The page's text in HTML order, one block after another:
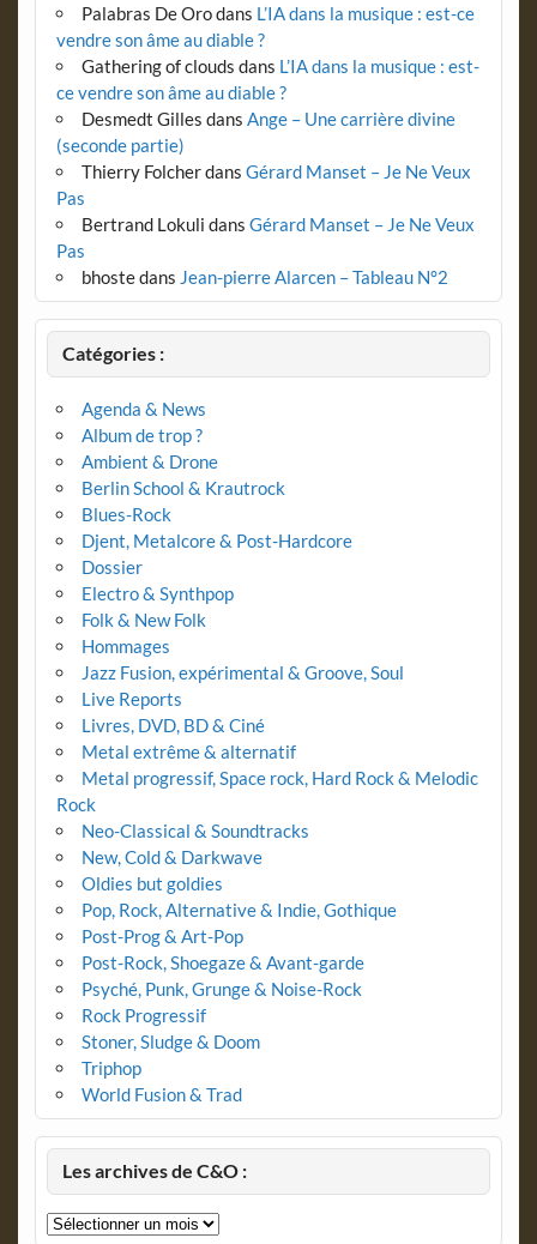
Palabras De Orodans L’IA dans la musique : est-ce
vendre son âme au diable ?
Gathering of clouds dans L’IA dans la musique : est-
ce vendre son âme au diable ?
Desmedt Gilles dans Ange – Une carrière divine
(seconde partie)
Thierry Folcherdans Gérard Manset – Je Ne Veux
Pas
Bertrand Lokuli dans Gérard Manset – Je Ne Veux
Pas
bhostedans Jean-pierre Alarcen – Tableau N°2
Catégories :
Agenda & News
Album de trop ?
Ambient & Drone
Berlin School & Krautrock
Blues-Rock
Djent, Metalcore & Post-Hardcore
Dossier
Electro & Synthpop
Folk & New Folk
Hommages
Jazz Fusion, expérimental & Groove, Soul
Live Reports
Livres, DVD, BD & Ciné
Metal extrême & alternatif
Metal progressif, Space rock, Hard Rock & Melodic
Rock
Neo-Classical & Soundtracks
New, Cold & Darkwave
Oldies but goldies
Pop, Rock, Alternative & Indie, Gothique
Post-Prog & Art-Pop
Post-Rock, Shoegaze & Avant-garde
Psyché, Punk, Grunge & Noise-Rock
Rock Progressif
Stoner, Sludge & Doom
Triphop
World Fusion & Trad
Les archives de C&O :
Les
archives